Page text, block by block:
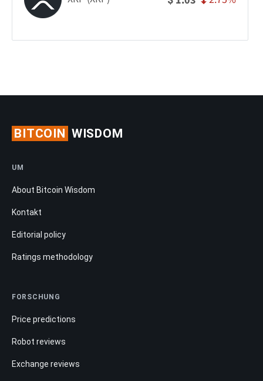
BITCOIN WISDOM
UM
About Bitcoin Wisdom
Kontakt
Editorial policy
Ratings methodology
FORSCHUNG
Price predictions
Robot reviews
Exchange reviews